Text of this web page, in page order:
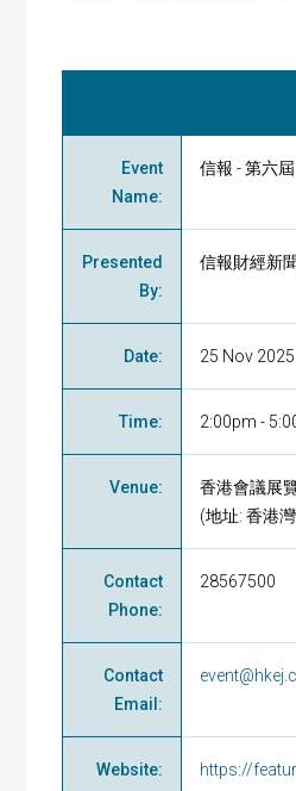
Event
Name:
信報 - 第六
Presented
By:
信報財經新
Date: 25 Nov 2025
Time: 2:00pm -
Venue:
香港會議展
(地址: 香港
Contact
Phone:
28567500
Contact
Email :
Website: https://